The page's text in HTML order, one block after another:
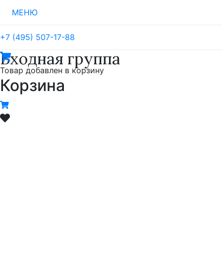
МЕНЮ
+7 (495) 507-17-88
Товар добавлен в корзину
Корзина
Входная группа